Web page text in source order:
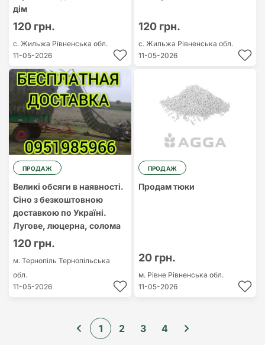
дім
120 грн.
с. Жильжа Рівненська обл.
11-05-2026
120 грн.
с. Жильжа Рівненська обл.
11-05-2026
ПРОДАЖ
Великі обсяги в наявності.
Сіно з безкоштовною
доставкою по Україні.
Лугове, люцерна, солома
120 грн.
м. Тернопіль Тернопільська
обл.
11-05-2026
ПРОДАЖ
Продам тюки
20 грн.
м. Рівне Рівненська обл.
11-05-2026
1 2 3 4